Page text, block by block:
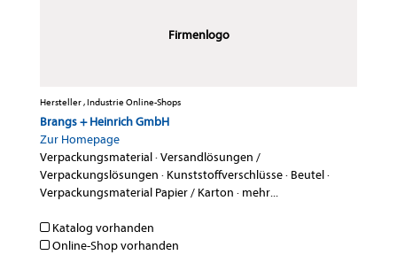
Firmenlogo
Hersteller , Industrie Online-Shops
Brangs + Heinrich GmbH
Zur Homepage
Verpackungsmaterial·Versandlösungen /
Verpackungslösungen · Kunststoffverschlüsse· Beutel·
Verpackungsmaterial Papier / Karton · mehr...
Katalog vorhanden
Online-Shop vorhanden